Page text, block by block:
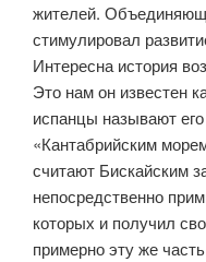
жителей.
стимулировал
Интересна история
Это нам он известен
испанцы называют
«Кантабрийским
считают Бискайским
непосредственно
которых и получил
примерно эту же